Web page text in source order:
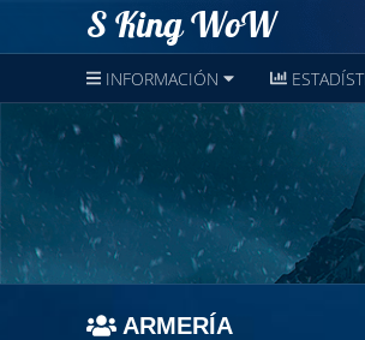
S King WoW
INFORMACIÓN
ARMERÍA